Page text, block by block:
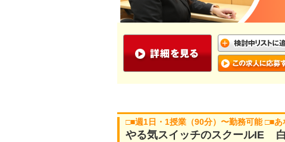
□■週1日・1授業（90分）〜勤務可能 □■
やる気スイッチのスクールIE